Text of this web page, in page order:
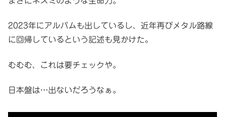
2023年にアルバムも出しているし、近年再びメタル路線
に回帰しているという記述も見かけた。
むむむ、これは要チェックや。
日本盤は…出ないだろうなぁ。